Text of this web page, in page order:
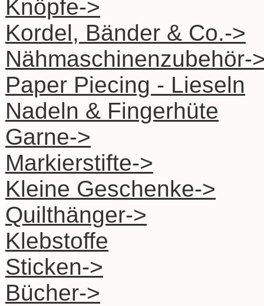
Knöpfe->
Kordel, Bänder & Co.->
Nähmaschinenzubehör-
Paper Piecing - Lieseln
Nadeln & Fingerhüte
Garne->
Markierstifte->
Kleine Geschenke->
Quilthänger->
Klebstoffe
Sticken->
Bücher->